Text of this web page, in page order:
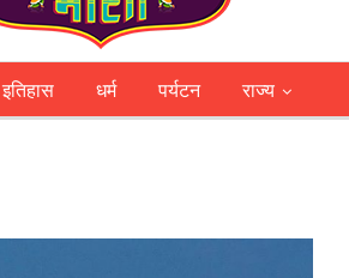
इतिहास धर्म पर्यटन राज्य